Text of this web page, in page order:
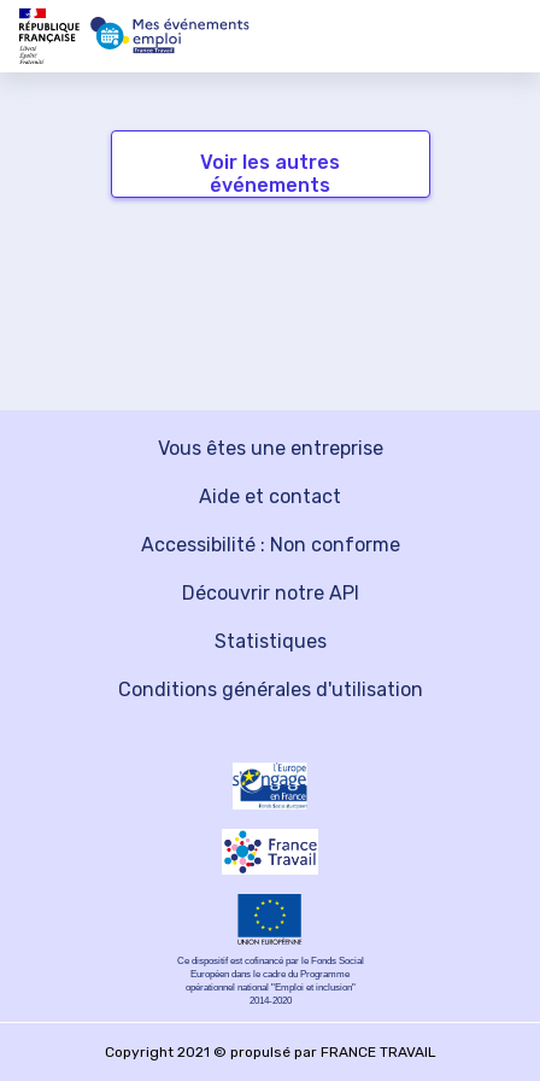
Voir les autres
événements
Vous êtes une entreprise
Découvrir notre API
Aide et contact
Statistiques
Accessibilité : Non conforme
Conditions générales d'utilisation
Ce dispositif est cofinancé par le Fonds Social
Européen dans le cadre du Programme
opérationnel national "Emploi et inclusion"
2014-2020
Copyright 2021 © propulsé par FRANCE TRAVAIL